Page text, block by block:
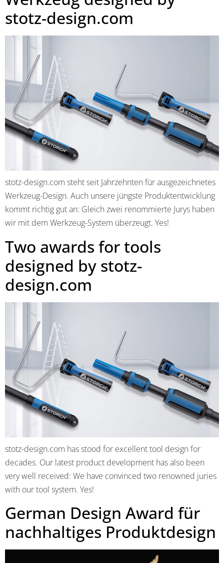
stotz-design.com
stotz-design.com steht seit Jahrzehnten für ausgezeichnetes
Werkzeug-Design. Auch unsere jüngste Produktentwicklung
kommt richtig gut an: Gleich zwei renommierte Jurys haben
wir mit dem Werkzeug-System überzeugt. Yes!
Two awards for tools
designed by stotz-
design.com
stotz-design.com has stood for excellent tool design for
decades. Our latest product development has also been
very well received: We have convinced two renowned juries
with our tool system. Yes!
German Design Award für
nachhaltiges Produktdesign